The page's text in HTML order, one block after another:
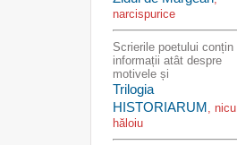
narcispurice
Scrierile poetului conțin
informații atât despre
motivele și
Trilogia
HISTORIARUM, nicu
hăloiu